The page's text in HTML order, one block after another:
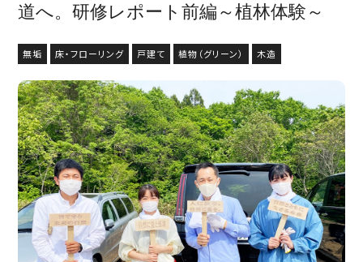
道へ。研修レポート前編～植林体験～
無垢 床・フローリング 戸建て 植物（グリーン） 木造